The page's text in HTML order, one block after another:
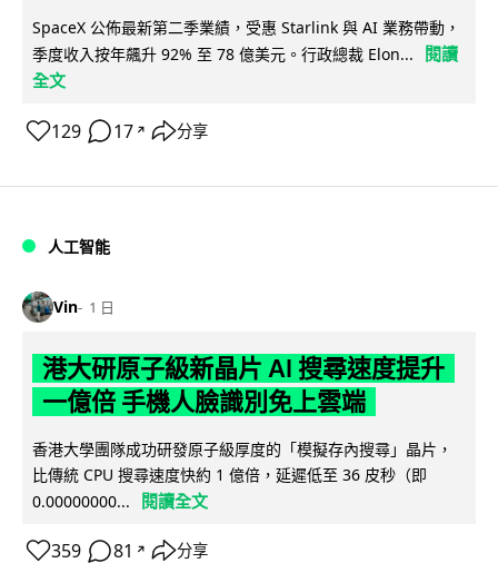
SpaceX 公佈最新第二季業績，受惠 Starlink 與 AI 業務帶動，
季度收入按年飆升 92% 至 78 億美元。行政總裁 Elon...
閱讀
全文
129 17 ↗ 分享
人工智能
Vin 1 日
港大研原子級新晶片 AI 搜尋速度提升
一億倍 手機人臉識別免上雲端
香港大學團隊成功研發原子級厚度的「模擬存內搜尋」晶片，
比傳統 CPU 搜尋速度快約 1 億倍，延遲低至 36 皮秒（即
0.00000000...
閱讀全文
359 81 ↗ 分享